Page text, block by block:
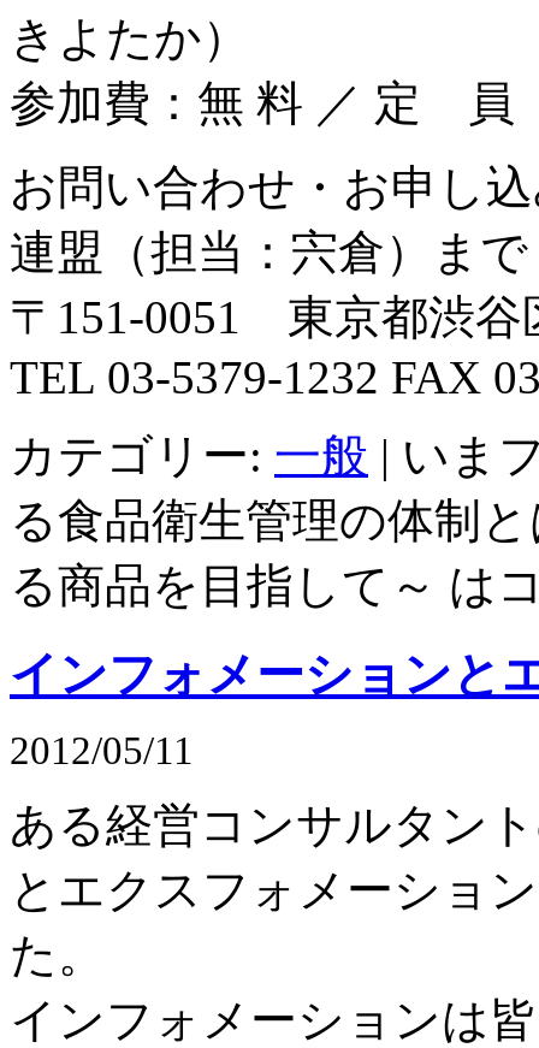
きよたか）
参加費：無 料 ／ 定 員
お問い合わせ・お申し
連盟（担当：宍倉
〒151-0051 東京都渋谷
TEL 03-5379-1232 FAX
カテゴリー: 一般 | いま
る食品衛生管理の体制
る商品を目指して～ は
インフォメーションと
2012/05/11
ある経営コンサルタン
とエクスフォメーショ
た。
インフォメーションは